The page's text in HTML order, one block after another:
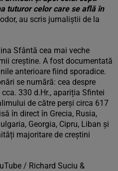
tuturor celor care se află în
au scris jurnaliștii de la
Sfântă cea mai veche
creștine. A fost documentată
anterioare fiind sporadice.
se numără: cea despre
330 d.Hr., apariția Sfintei
de către perși circa 617
în direct în Grecia, Rusia,
Georgia, Cipru, Liban și
majoritare de creștini
/ Richard Suciu &